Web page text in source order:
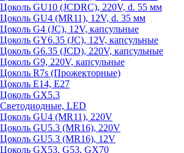
Цоколь GU10 (JCDRC), 220V, d. 55 мм
Цоколь GU4 (MR11), 12V, d. 35 мм
Цоколь G4 (JC), 12V, капсульные
Цоколь GY6.35 (JC), 12V, капсульные
Цоколь G6.35 (JCD), 220V, капсульные
Цоколь G9, 220V, капсульные
Цоколь R7s (Прожекторные)
Цоколь E14, E27
Цоколь GX5.3
Светодиодные, LED
Цоколь GU4 (MR11), 220V
Цоколь GU5.3 (MR16), 220V
Цоколь GU5.3 (MR16), 12V
Цоколь GX53, G53, GX70